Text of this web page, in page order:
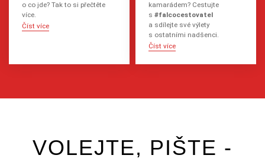
o co jde? Tak to si přečtěte
více.
Číst více
kamarádem? Cestujte
s#falcocestovatel
a sdílejte své výlety
s ostatními nadšenci.
Číst více
VOLEJTE, PIŠTE -